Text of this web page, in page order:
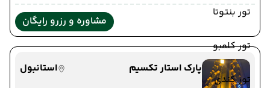
تور بنتوتا
تور کلمبو
تور کندی
مشاوره و رزرو رایگان
پارک استار تکسیم
استانبول